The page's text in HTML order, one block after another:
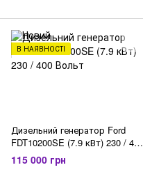
В НАЯВНОСТІ
Дизельний генератор Ford
FDT10200SE (7.9 кВт) 230 / 400
Вольт
115 000 грн